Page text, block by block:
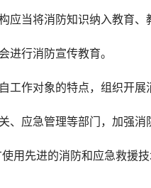
当将消防知识纳入教育、
进行消防宣传教育。
作对象的特点，组织开展
应急管理等部门，加强消
用先进的消防和应急救援